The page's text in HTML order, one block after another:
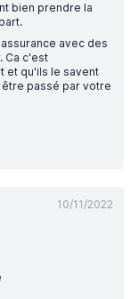
bien prendre la
avec des
Ca c'est
et qu'ils le savent
passé par votre
10/11/2022